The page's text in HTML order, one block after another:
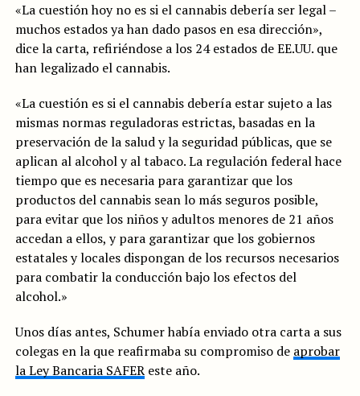
«La cuestión hoy no es si el cannabis debería ser legal –
muchos estados ya han dado pasos en esa dirección»,
dice la carta, refiriéndose a los 24 estados de EE.UU. que
han legalizado el cannabis.
«La cuestión es si el cannabis debería estar sujeto a las
mismas normas reguladoras estrictas, basadas en la
preservación de la salud y la seguridad públicas, que se
aplican al alcohol y al tabaco. La regulación federal hace
tiempo que es necesaria para garantizar que los
productos del cannabis sean lo más seguros posible,
para evitar que los niños y adultos menores de 21 años
accedan a ellos, y para garantizar que los gobiernos
estatales y locales dispongan de los recursos necesarios
para combatir la conducción bajo los efectos del
alcohol.»
Unos días antes, Schumer había enviado otra carta a sus
colegas en la que reafirmaba su compromiso de aprobar
la Ley Bancaria SAFEReste año.